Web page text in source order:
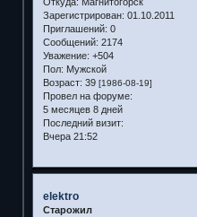
Зарегистрирован: 01.10.2011
Приглашений: 0
Сообщений: 2174
Уважение: +504
Пол: Мужской
Возраст: 39 [1986-08-19]
Провел на форуме:
5 месяцев 8 дней
Последний визит:
Вчера 21:52
elektro
Старожил